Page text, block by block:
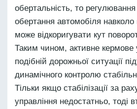
обертальність, то
обертання автомобіля навколо
може відкоригувати кут
Таким чином, активне кермове
подібній дорожньої ситуації
динамічного контролю
Тільки якщо стабілізації за
управління недостатньо, тоді